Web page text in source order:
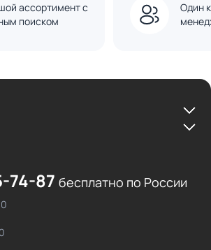
ассортимент с
поиском
Один
74-87 бесплатно по России